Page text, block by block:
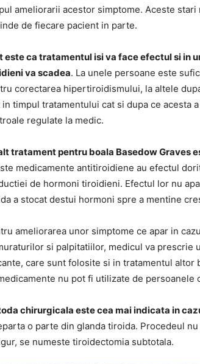
ameliorarii acestor simptome. Aceste
de fiecare pacient in parte.
este ca tratamentul isi va face efectul si in
va scadea. La unele persoane este
corectarea hipertiroidismului, la altele
in timpul tratamentului cat si dupa ce acesta
regulate la medic.
tratament pentru boala Basedow Graves
medicamente antitiroidiene au efectul
de hormoni tiroidieni. Efectul lor nu
a stocat destui hormoni spre a mentine
ameliorarea unor simptome ce apar in
si palpitatiilor, medicul va prescrie
care sunt folosite si in tratamentul
nu pot fi utilizate de persoanele
chirurgicala este cea mai indicata in
o parte din glanda tiroida. Procedeul
se numeste tiroidectomia subtotala.